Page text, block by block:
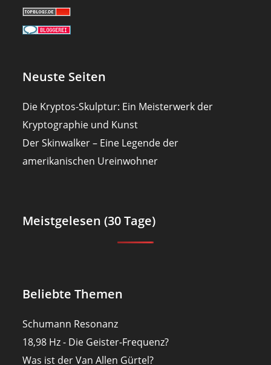
Neuste Seiten
Die Kryptos-Skulptur: Ein Meisterwerk der
Kryptographie und Kunst
Der Skinwalker – Eine Legende der
amerikanischen Ureinwohner
Meistgelesen (30 Tage)
Beliebte Themen
Schumann Resonanz
18,98 Hz - Die Geister-Frequenz?
Was ist der Van Allen Gürtel?